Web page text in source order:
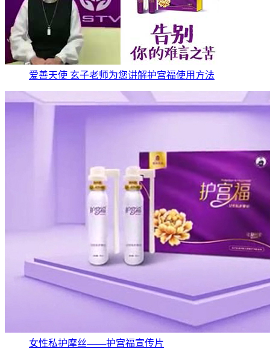
爱善天使 玄子老师为您讲解护宫福使用方法
女性私护摩丝——护宫福宣传片